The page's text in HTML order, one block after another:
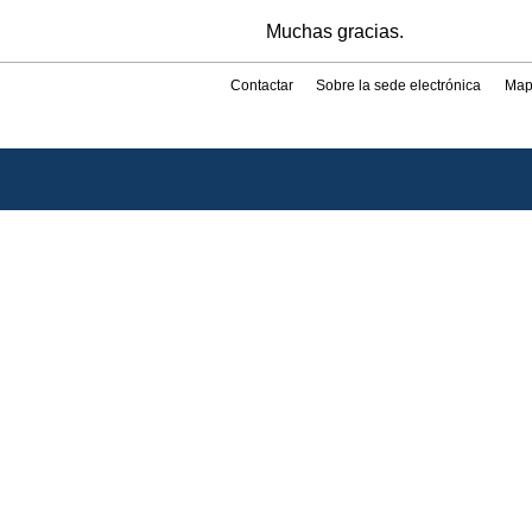
Muchas gracias.
Contactar Sobre la sede electrónica